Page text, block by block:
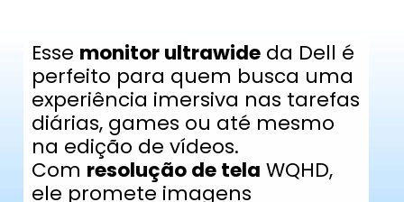
Esse monitor ultrawideda Dell é
perfeito para quem busca uma
experiência imersiva nas tarefas
diárias, games ou até mesmo
na edição de vídeos.
Com resolução de tela WQHD,
ele promete imagens